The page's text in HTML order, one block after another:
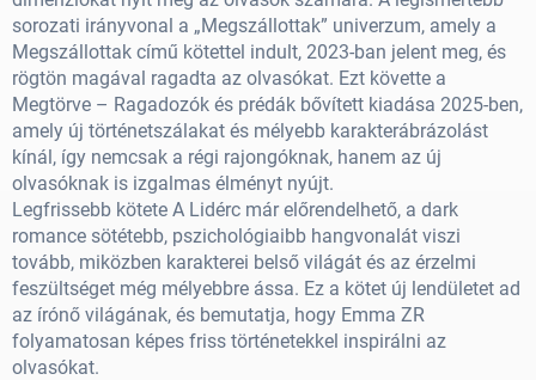
sorozati irányvonal a „Megszállottak” univerzum, amely a
Megszállottak című kötettel indult, 2023‑ban jelent meg, és
rögtön magával ragadta az olvasókat. Ezt követte a
Megtörve – Ragadozók és prédák bővített kiadása 2025-ben,
amely új történetszálakat és mélyebb karakterábrázolást
kínál, így nemcsak a régi rajongóknak, hanem az új
olvasóknak is izgalmas élményt nyújt.
Legfrissebb kötete A Lidérc már előrendelhető, a dark
romance sötétebb, pszichológiaibb hangvonalát viszi
tovább, miközben karakterei belső világát és az érzelmi
feszültséget még mélyebbre ássa. Ez a kötet új lendületet ad
az írónő világának, és bemutatja, hogy Emma ZR
folyamatosan képes friss történetekkel inspirálni az
olvasókat.